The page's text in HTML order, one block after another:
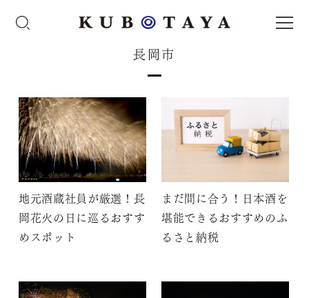
長岡市
地元酒蔵社員が厳選！長
岡花火の日に巡るおすす
めスポット
まだ間に合う！日本酒を
堪能できるおすすめのふ
るさと納税